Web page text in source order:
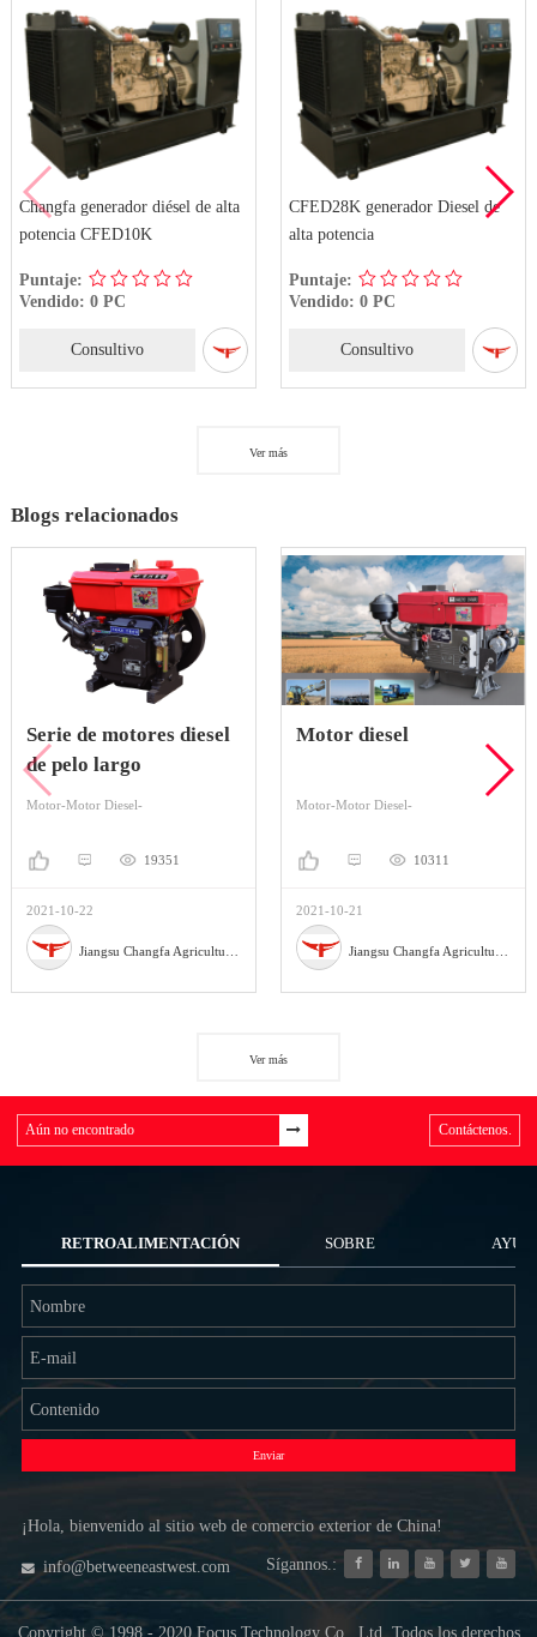
Changfa generador diésel de alta
potencia CFED10K
Puntaje:
Vendido: 0 PC
Consultivo
CFED28K generador Diesel de
alta potencia
Puntaje:
Vendido: 0 PC
Consultivo
Ver más
Blogs relacionados
Serie de motores diesel
de pelo largo
Motor-Motor Diesel-
19351
2021-10-22
Motor diesel
Motor-Motor Diesel-
10311
2021-10-21
Ver más
Contáctenos.
RETROALIMENTACIÓN SOBRE
NOSOTROS
Enviar
¡Hola, bienvenido al sitio web de comercio exterior de China!
info@betweeneastwest.com Sígannos.:
Copyright © 1998 - 2020 Focus Technology Co., Ltd. Todos los derechos